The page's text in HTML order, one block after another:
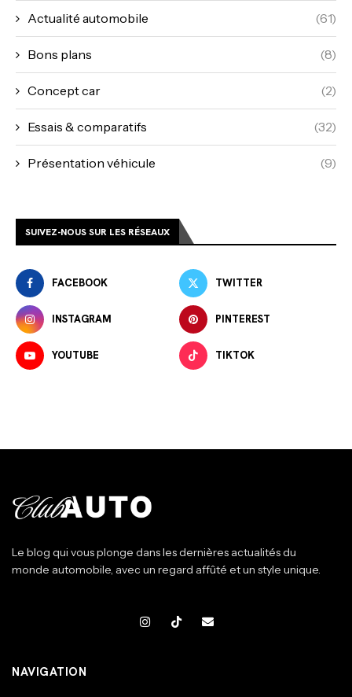
Actualité automobile (61)
Bons plans (8)
Concept car (2)
Essais & comparatifs (32)
Présentation véhicule (9)
SUIVEZ-NOUS SUR LES RÉSEAUX
FACEBOOK TWITTER
INSTAGRAM PINTEREST
YOUTUBE TIKTOK
Le blog qui vous plonge dans les dernières actualités du
monde automobile, avec un regard affûté et un style unique.
NAVIGATION